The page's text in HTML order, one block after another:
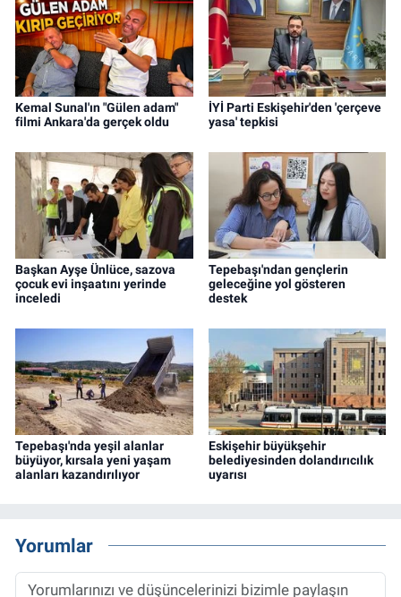
Kemal Sunal'ın "Gülen adam"
filmi Ankara'da gerçek oldu
İYİ Parti Eskişehir'den 'çerçeve
yasa' tepkisi
Başkan Ayşe Ünlüce, sazova
çocuk evi inşaatını yerinde
inceledi
Tepebaşı'ndan gençlerin
geleceğine yol gösteren
destek
Tepebaşı'nda yeşil alanlar
büyüyor, kırsala yeni yaşam
alanları kazandırılıyor
Eskişehir büyükşehir
belediyesinden dolandırıcılık
uyarısı
Yorumlar